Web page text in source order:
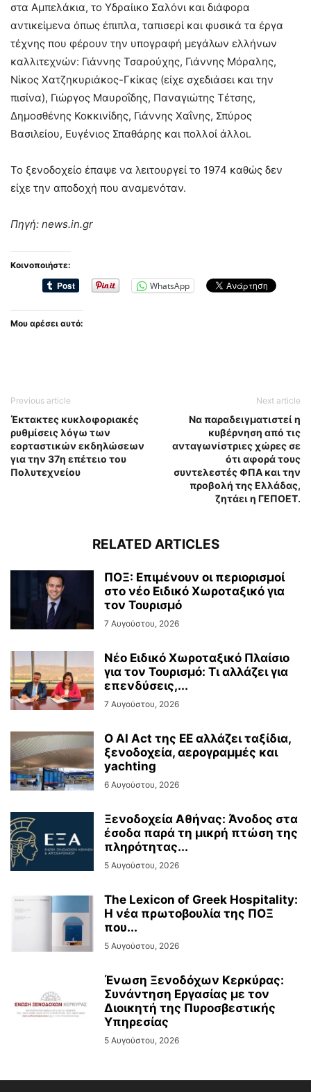
στα Αμπελάκια, το Υδραίικο Σαλόνι και διάφορα
αντικείμενα όπως έπιπλα, ταπισερί και φυσικά τα έργα
τέχνης που φέρουν την υπογραφή μεγάλων ελλήνων
καλλιτεχνών: Γιάννης Τσαρούχης, Γιάννης Μόραλης,
Νίκος Χατζηκυριάκος-Γκίκας (είχε σχεδιάσει και την
πισίνα), Γιώργος Μαυροΐδης, Παναγιώτης Τέτσης,
Δημοσθένης Κοκκινίδης, Γιάννης Χαΐνης, Σπύρος
Βασιλείου, Ευγένιος Σπαθάρης και πολλοί άλλοι.
Το ξενοδοχείο έπαψε να λειτουργεί το 1974 καθώς δεν
είχε την αποδοχή που αναμενόταν.
Πηγή: news.in.gr
Κοινοποιήστε:
WhatsApp
Μου αρέσει αυτό:
Previous article
Έκτακτες κυκλοφοριακές
ρυθμίσεις λόγω των
εορταστικών εκδηλώσεων
για την 37η επέτειο του
Πολυτεχνείου
Next article
Nα παραδειγματιστεί η
κυβέρνηση από τις
ανταγωνίστριες χώρες σε
ότι αφορά τους
συντελεστές ΦΠΑ και την
προβολή της Ελλάδας,
ζητάει η ΓΕΠΟΕΤ.
RELATED ARTICLES
ΠΟΞ: Επιμένουν οι περιορισμοί
στο νέο Ειδικό Χωροταξικό για
τον Τουρισμό
7 Αυγούστου, 2026
Νέο Ειδικό Χωροταξικό Πλαίσιο
για τον Τουρισμό: Τι αλλάζει για
επενδύσεις,...
7 Αυγούστου, 2026
Ο AI Act της ΕΕ αλλάζει ταξίδια,
ξενοδοχεία, αερογραμμές και
yachting
6 Αυγούστου, 2026
Ξενοδοχεία Αθήνας: Άνοδος στα
έσοδα παρά τη μικρή πτώση της
πληρότητας...
5 Αυγούστου, 2026
The Lexicon of Greek Hospitality:
Η νέα πρωτοβουλία της ΠΟΞ
που...
5 Αυγούστου, 2026
Ένωση Ξενοδόχων Κερκύρας:
Συνάντηση Εργασίας με τον
Διοικητή της Πυροσβεστικής
Υπηρεσίας
5 Αυγούστου, 2026